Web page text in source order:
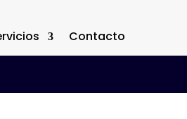
Contacto